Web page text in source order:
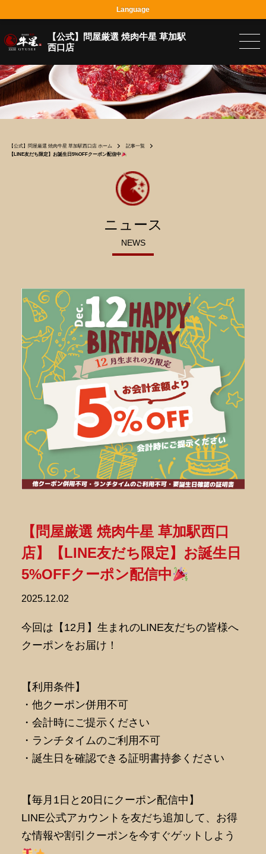
【公式】問屋厳選 焼肉牛星 草加駅
西口店
【公式】問屋厳選 焼肉牛星 草加駅西口店 ホーム
記事一覧
【LINE友だち限定】お誕生日5%OFFクーポン配信中
ニュース
NEWS
2025.12.02
【問屋厳選 焼肉牛星 草加駅西口
店】【LINE友だち限定】お誕生日
5%OFFクーポン配信中
今回は【12月】生まれのLINE友だちの皆様へ
クーポンをお届け！
【利用条件】
・他クーポン併用不可
・会計時にご提示ください
・ランチタイムのご利用不可
・誕生日を確認できる証明書持参ください
【毎月1日と20日にクーポン配信中】
LINE公式アカウントを友だち追加して、お得
な情報や割引クーポンを今すぐゲットしよう
Language